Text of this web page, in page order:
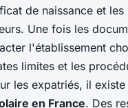
de naissance et les
Une fois les
l'établissement
limites et les
les expatriés, il existe
en France. Des